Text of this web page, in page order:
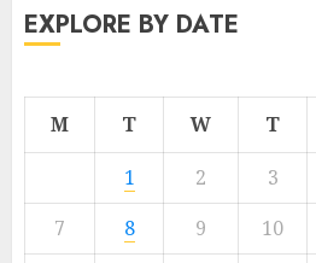
EXPLORE BY DATE
M T W T
1
2 3
7
8 9 10